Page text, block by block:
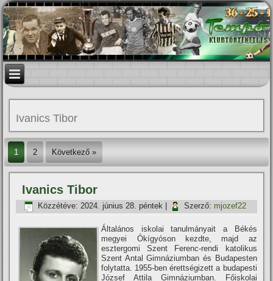
Ivanics Tibor
1 2 Következő »
Ivanics Tibor
Közzétéve: 2024. június 28. péntek Szerző: mjozef22
Általános iskolai tanulmányait a Békés
megyei Ókí­gyóson kezdte, majd az
esztergomi Szent Ferenc-rendi katolikus
Szent Antal Gimnáziumban és Budapesten
folytatta. 1955-ben érettségizett a budapesti
József Attila Gimnáziumban. Főiskolai